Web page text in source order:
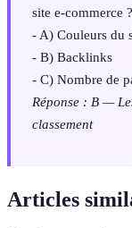
site e-commerce ?
- A) Couleurs du
- B) Backlinks
- C) Nombre de
Réponse : B —
classement
Articles